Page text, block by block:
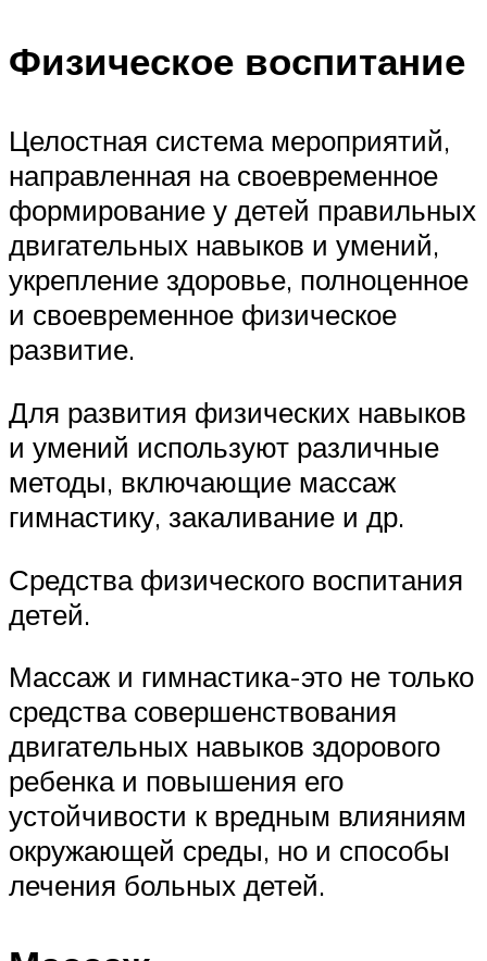
Физическое воспитание
Целостная система мероприятий,
направленная на своевременное
формирование у детей правильных
двигательных навыков и умений,
укрепление здоровье, полноценное
и своевременное физическое
развитие.
Для развития физических навыков
и умений используют различные
методы, включающие массаж
гимнастику, закаливание и др.
Средства физического воспитания
детей.
Массаж и гимнастика-это не только
средства совершенствования
двигательных навыков здорового
ребенка и повышения его
устойчивости к вредным влияниям
окружающей среды, но и способы
лечения больных детей.